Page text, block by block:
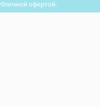
офертой.